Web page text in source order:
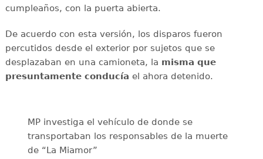
cumpleaños, con la puerta abierta.
De acuerdo con esta versión, los disparos fueron
percutidos desde el exterior por sujetos que se
desplazaban en una camioneta, la misma que
presuntamente conducía el ahora detenido.
MP investiga el vehículo de donde se
transportaban los responsables de la muerte
de “La Miamor”